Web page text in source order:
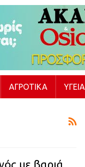
ΑΓΡΟΤΙΚΆ ΥΓΕΊΑ
με βαριά